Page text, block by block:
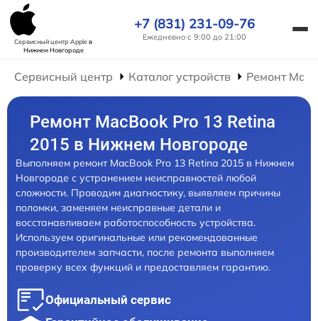
Сервисный центр Appleв
Нижнем Новгороде
+7 (831) 231-09-76
Ежедневно с 9:00 до 21:00
Сервисный центр Каталог устройств Ремонт
Ремонт MacBook Pro 13 Retina
2015 в Нижнем Новгороде
Выполняем ремонт MacBook Pro 13 Retina 2015 в Нижнем
Новгороде с устранением неисправностей любой
сложности. Проводим диагностику, выявляем причины
поломки, заменяем неисправные детали и
восстанавливаем работоспособность устройства.
Используем оригинальные или рекомендованные
производителем запчасти, после ремонта выполняем
проверку всех функций и предоставляем гарантию.
Официальный сервис